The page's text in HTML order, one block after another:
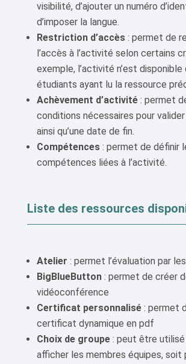
visibilité, d’ajouter un numéro
d’imposer la langue.
Restriction d’accès : permet de
l’accès à l’activité selon certains
exemple, l’activité n’est disponible
étudiants ayant lu la ressource
Achèvement d’activité : permet
conditions nécessaires pour
ainsi qu’une date de fin.
Compétences : permet de définir
compétences liées à l’activité.
Liste des ressources
Atelier : permet l’évaluation par
BigBlueButton : permet de créer
vidéoconférence
Certificat personnalisé : permet
certificat dynamique en pdf
Choix de groupe : peut être
afficher les membres équipes, soit